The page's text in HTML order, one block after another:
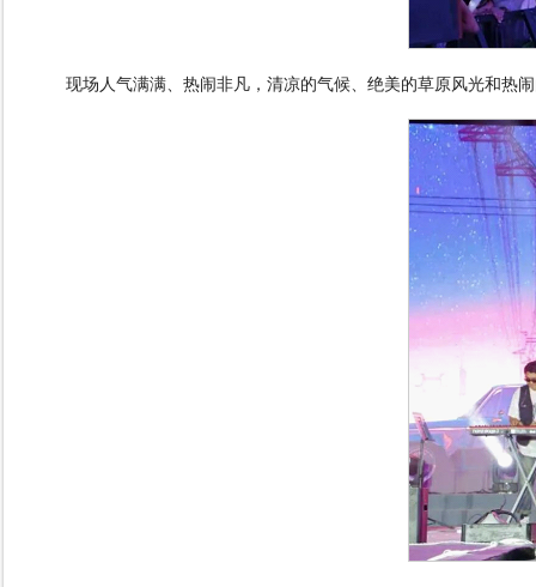
现场人气满满、热闹非凡，清凉的气候、绝美的草原风光和热